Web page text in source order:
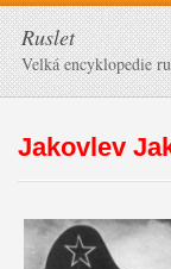
Ruslet
Velká encyklopedie
Jakovlev